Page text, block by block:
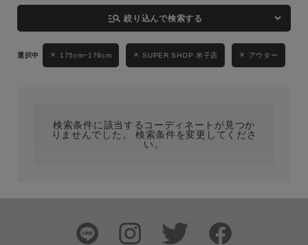
manage_search 絞り込んで検索する
175cm~179cm SUPER SHOP 米子店 アウター
検索条件に該当するコーディネートが見つか
りませんでした。 検索条件を変更してくださ
い。